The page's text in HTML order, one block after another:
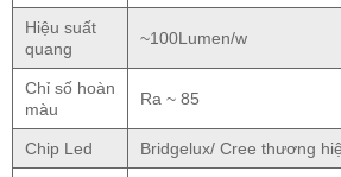
Hiệu suất
quang
~100Lumen/w
Chỉ số hoàn
màu
Ra ~ 85
Chip Led Bridgelux/ Cree thương